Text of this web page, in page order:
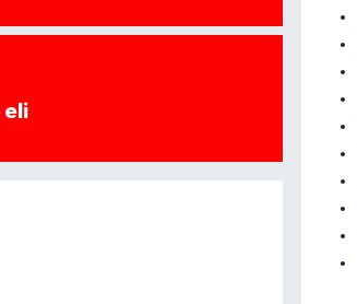
eli